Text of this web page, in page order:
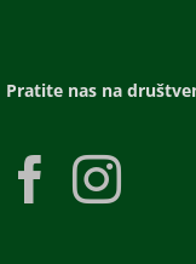
Pratite nas na